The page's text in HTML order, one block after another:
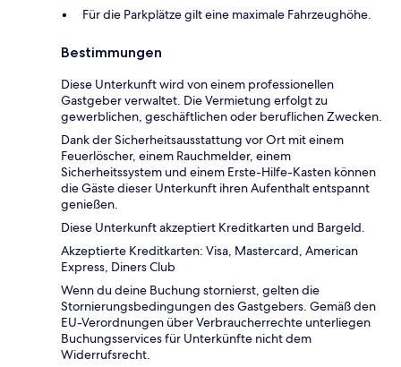
Für die Parkplätze gilt eine maximale Fahrzeughöhe.
Bestimmungen
Diese Unterkunft wird von einem professionellen
Gastgeber verwaltet. Die Vermietung erfolgt zu
gewerblichen, geschäftlichen oder beruflichen Zwecken.
Dank der Sicherheitsausstattung vor Ort mit einem
Feuerlöscher, einem Rauchmelder, einem
Sicherheitssystem und einem Erste-Hilfe-Kasten können
die Gäste dieser Unterkunft ihren Aufenthalt entspannt
genießen.
Diese Unterkunft akzeptiert Kreditkarten und Bargeld.
Akzeptierte Kreditkarten: Visa, Mastercard, American
Express, Diners Club
Wenn du deine Buchung stornierst, gelten die
Stornierungsbedingungen des Gastgebers. Gemäß den
EU-Verordnungen über Verbraucherrechte unterliegen
Buchungsservices für Unterkünfte nicht dem
Widerrufsrecht.